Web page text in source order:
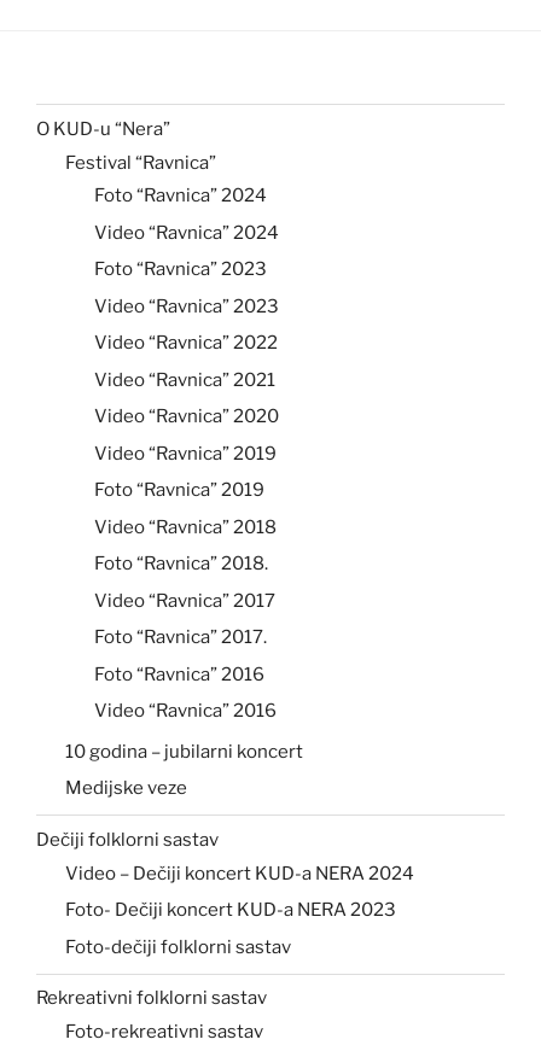
O KUD-u “Nera”
Festival “Ravnica”
Foto “Ravnica” 2024
Video “Ravnica” 2024
Foto “Ravnica” 2023
Video “Ravnica” 2023
Video “Ravnica” 2022
Video “Ravnica” 2021
Video “Ravnica” 2020
Video “Ravnica” 2019
Foto “Ravnica” 2019
Video “Ravnica” 2018
Foto “Ravnica” 2018.
Video “Ravnica” 2017
Foto “Ravnica” 2017.
Foto “Ravnica” 2016
Video “Ravnica” 2016
10 godina – jubilarni koncert
Medijske veze
Dečiji folklorni sastav
Video – Dečiji koncert KUD-a NERA 2024
Foto- Dečiji koncert KUD-a NERA 2023
Foto-dečiji folklorni sastav
Rekreativni folklorni sastav
Foto-rekreativni sastav